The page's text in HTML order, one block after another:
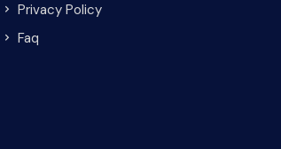
Privacy Policy
Faq